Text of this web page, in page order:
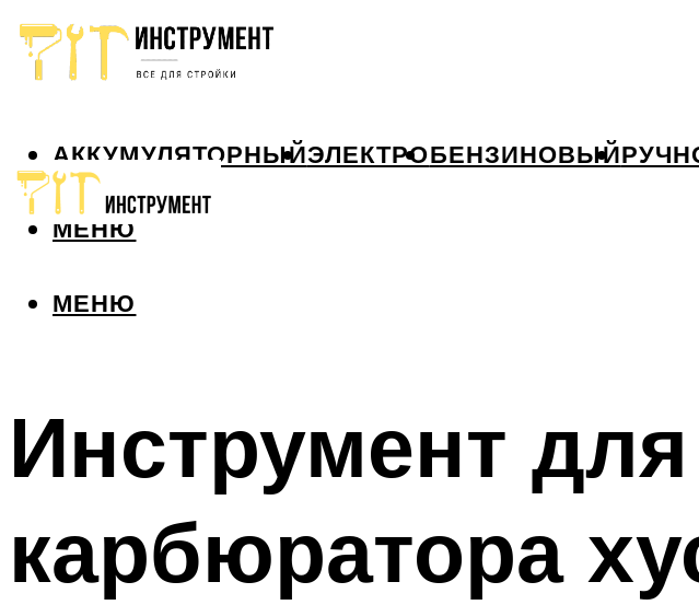
АККУМУЛЯТОРНЫЙЭЛЕКТРОБЕНЗИНОВЫЙ
МЕНЮ
МЕНЮ
Инструмент
карбюратора